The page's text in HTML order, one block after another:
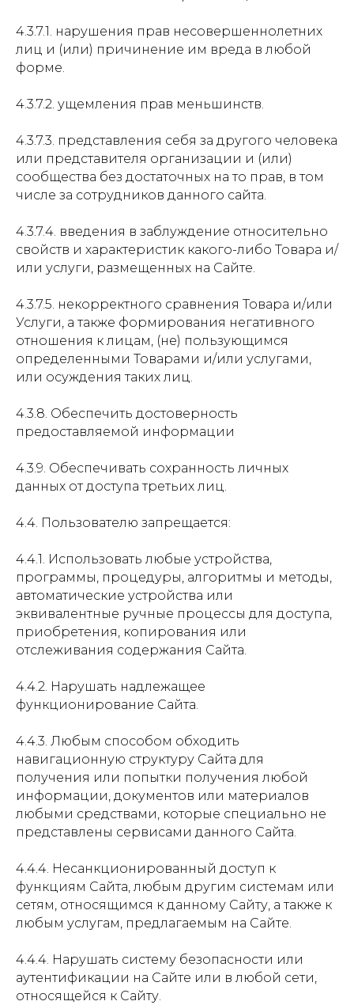
4.3.7.1. нарушения прав несовершеннолетних
лиц и (или) причинение им вреда в любой
форме.
4.3.7.2. ущемления прав меньшинств.
4.3.7.3. представления себя за другого человека
или представителя организации и (или)
сообщества без достаточных на то прав, в том
числе за сотрудников данного сайта.
4.3.7.4. введения в заблуждение относительно
свойств и характеристик какого-либо Товара и/
или услуги, размещенных на Сайте.
4.3.7.5. некорректного сравнения Товара и/или
Услуги, а также формирования негативного
отношения к лицам, (не) пользующимся
определенными Товарами и/или услугами,
или осуждения таких лиц.
4.3.8. Обеспечить достоверность
предоставляемой информации
4.3.9. Обеспечивать сохранность личных
данных от доступа третьих лиц.
4.4. Пользователю запрещается:
4.4.1. Использовать любые устройства,
программы, процедуры, алгоритмы и методы,
автоматические устройства или
эквивалентные ручные процессы для доступа,
приобретения, копирования или
отслеживания содержания Сайта.
4.4.2. Нарушать надлежащее
функционирование Сайта.
4.4.3. Любым способом обходить
навигационную структуру Сайта для
получения или попытки получения любой
информации, документов или материалов
любыми средствами, которые специально не
представлены сервисами данного Сайта.
4.4.4. Несанкционированный доступ к
функциям Сайта, любым другим системам или
сетям, относящимся к данному Сайту, а также к
любым услугам, предлагаемым на Сайте.
4.4.4. Нарушать систему безопасности или
аутентификации на Сайте или в любой сети,
относящейся к Сайту.